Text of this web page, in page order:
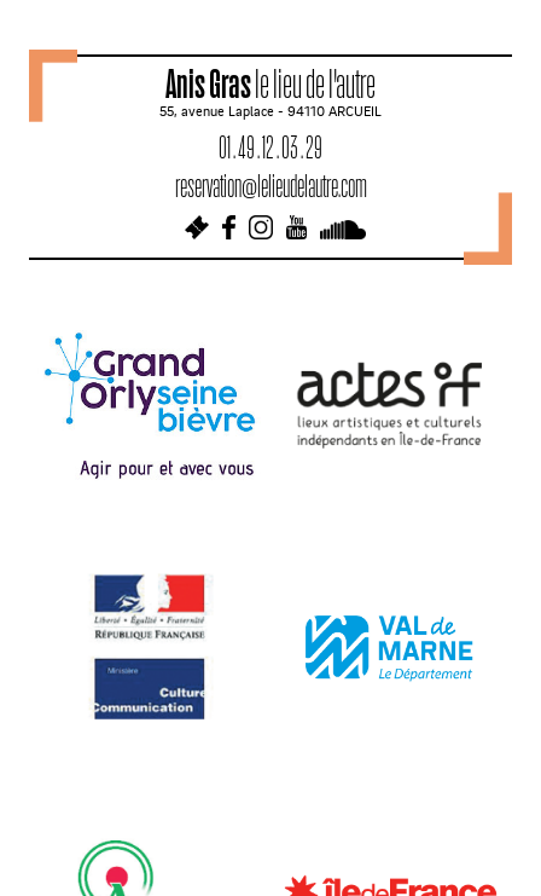
Anis Gras le lieu de l'autre
55, avenue Laplace - 94110 ARCUEIL
01 . 49 . 12 . 03 . 29
reservation@lelieudelautre.com